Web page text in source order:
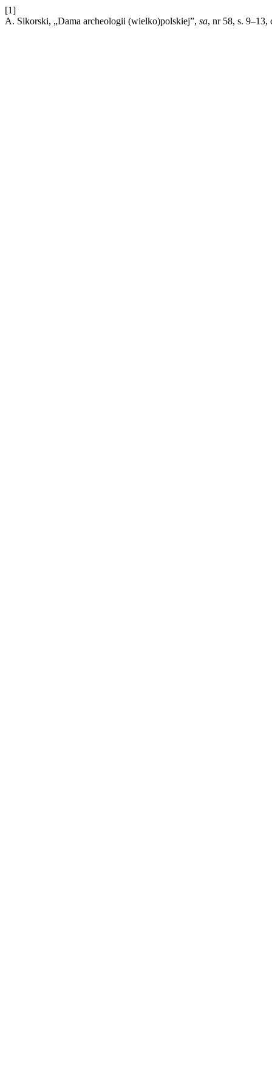
[1]
A. Sikorski, „Dama archeologii (wielko)polskiej”, sa, nr 58, s. 9–13,